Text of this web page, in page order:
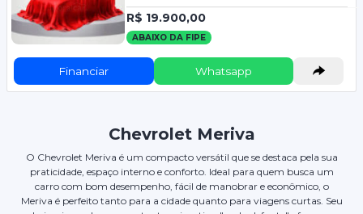
R$ 19.900,00
ABAIXO DA FIPE
Financiar Whatsapp
Chevrolet Meriva
O Chevrolet Meriva é um compacto versátil que se destaca pela sua
praticidade, espaço interno e conforto. Ideal para quem busca um
carro com bom desempenho, fácil de manobrar e econômico, o
Meriva é perfeito tanto para a cidade quanto para viagens curtas. Seu